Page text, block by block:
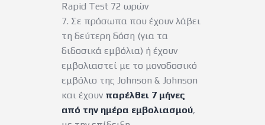
Rapid Test 72 ωρών
7. Σε πρόσωπα που έχουν λάβει
τη δεύτερη δόση (για τα
διδοσικά εμβόλια) ή έχουν
εμβολιαστεί με το μονοδοσικό
εμβόλιο της Johnson & Johnson
και έχουν παρέλθει 7 μήνες
από την ημέρα εμβολιασμού,